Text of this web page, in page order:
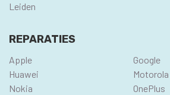
Leiden
REPARATIES
Apple
Google
Huawei
Motorola
Nokia
OnePlus